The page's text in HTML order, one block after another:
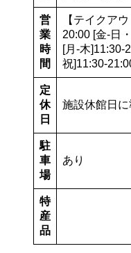
営
業
時
間
【テイクア
20:00 [金-日
[月-木]11:30-
祝]11:30-
定
休
日
施設休館日に
駐
車
場
あり
特
産
品